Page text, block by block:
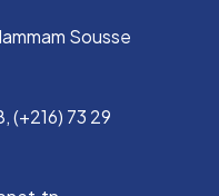
Sousse
(+216) 73 29